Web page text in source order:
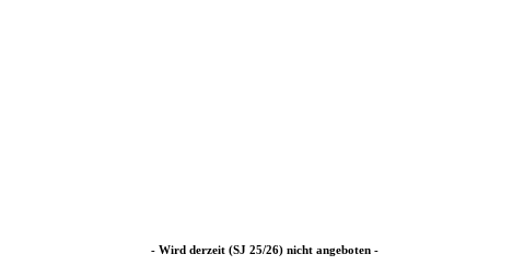
- Wird derzeit (SJ 25/26) nicht angeboten -